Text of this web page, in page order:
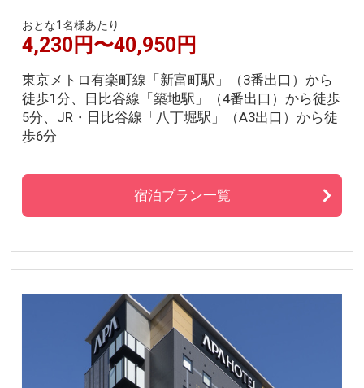
おとな1名様あたり
4,230円〜40,950円
東京メトロ有楽町線「新富町駅」（3番出口）から
徒歩1分、日比谷線「築地駅」（4番出口）から徒歩
5分、JR・日比谷線「八丁堀駅」（A3出口）から徒
歩6分
宿泊プラン一覧